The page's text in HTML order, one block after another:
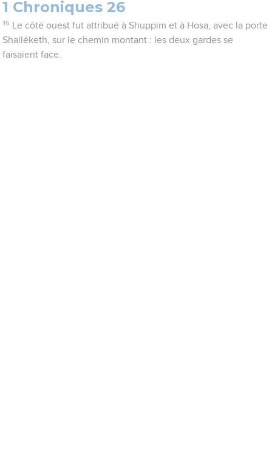
1 Chroniques 26
16
Le côté ouest fut attribué à Shuppim et à Hosa, avec la porte
Shalléketh, sur le chemin montant : les deux gardes se
faisaient face.